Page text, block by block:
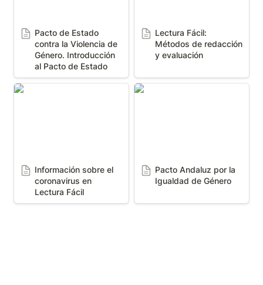
Pacto de Estado
contra la Violencia de
Género. Introducción
al Pacto de Estado
Lectura Fácil:
Métodos de redacción
y evaluación
Información sobre el
Información sobre el
coronavirus en
Lectura Fácil
Pacto Andaluz por la
Pacto Andaluz por la
Igualdad de Género